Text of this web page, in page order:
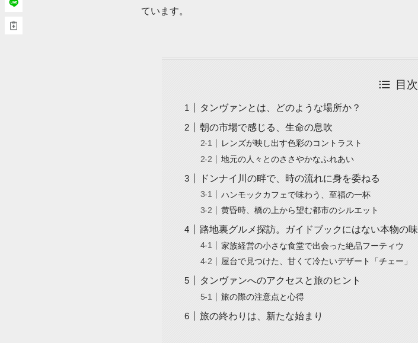
ています。
目次
タンヴァンとは、どのような場所か？
朝の市場で感じる、生命の息吹
レンズが映し出す色彩のコントラスト
地元の人々とのささやかなふれあい
ドンナイ川の畔で、時の流れに身を委ねる
ハンモックカフェで味わう、至福の一杯
黄昏時、橋の上から望む都市のシルエット
路地裏グルメ探訪。ガイドブックにはない本物の味
家族経営の小さな食堂で出会った絶品フーティウ
屋台で見つけた、甘くて冷たいデザート「チェー」
タンヴァンへのアクセスと旅のヒント
旅の際の注意点と心得
旅の終わりは、新たな始まり